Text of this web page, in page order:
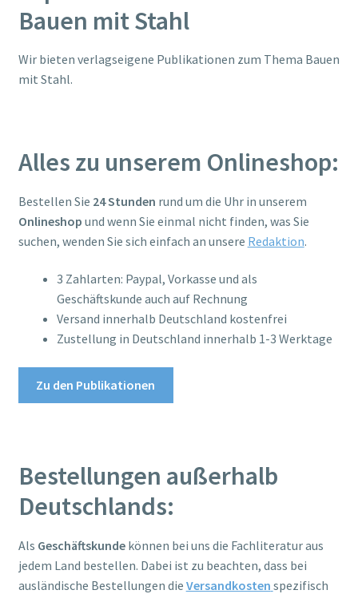
Warenkorb
Zahlung & Versand
Allgemeine Geschäftsbedingungen (AGB) der Stahlbau
Verlags- und Service GmbH
Bauen mit Stahl
Wir bieten verlagseigene Publikationen zum Thema Bauen
mit Stahl.
Alles zu unserem Onlineshop:
Bestellen Sie 24 Stunden rund um die Uhr in unserem
Onlineshop und wenn Sie einmal nicht finden, was Sie
suchen, wenden Sie sich einfach an unsere Redaktion.
3 Zahlarten: Paypal, Vorkasse und als
Geschäftskunde auch auf Rechnung
Versand innerhalb Deutschland kostenfrei
Zustellung in Deutschland innerhalb 1-3 Werktage
Zu den Publikationen
Bestellungen außerhalb
Deutschlands:
Als Geschäftskunde können bei uns die Fachliteratur aus
jedem Land bestellen. Dabei ist zu beachten, dass bei
ausländische Bestellungen die Versandkosten spezifisch